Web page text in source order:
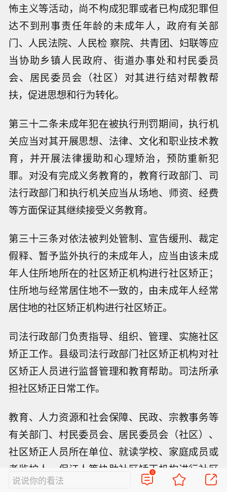
怖主义等活动，尚不构成犯罪或者已构成犯罪但
达不到刑事责任年龄的未成年人，政府有关部
门、人民法院、人民检 察院、共青团、妇联等应
当协助乡镇人民政府、街道办事处和村民委员
会、居民委员会（社区）对其进行结对帮教帮
扶，促进思想和行为转化。
第三十二条未成年犯在被执行刑罚期间，执行机
关应当对其开展思想、法律、文化和职业技术教
育，并开展法律援助和心理矫治，预防重新犯
罪。对没有完成义务教育的，教育行政部门、司
法行政部门和执行机关应当从场地、师资、经费
等方面保证其继续接受义务教育。
第三十三条对依法被判处管制、宣告缓刑、裁定
假释、暂予监外执行的未成年人，应当由该未成
年人住所地所在的社区矫正机构进行社区矫正；
住所地与经常居住地不一致的，由未成年人经常
居住地的社区矫正机构进行社区矫正。
司法行政部门负责指导、组织、管理、实施社区
矫正工作。县级司法行政部门社区矫正机构对社
区矫正人员进行监督管理和教育帮助。司法所承
担社区矫正日常工作。
教育、人力资源和社会保障、民政、宗教事务等
有关部门、村民委员会、居民委员会（社区）、
社区矫正人员所在单位、就读学校、家庭成员或
者监护人、保证人等协助社区矫正机构进行社区
矫正。
说说你的看法
0